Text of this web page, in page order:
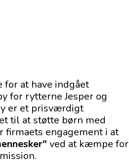
for at have indgået
for rytterne Jesper og
er et prisværdigt
til at støtte børn med
firmaets engagement i at
ved at kæmpe for